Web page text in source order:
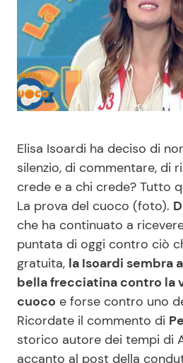
News Spettacolo
Benessere
Casa
Moda e Style
Mondo Mamma
News benessere
Salute
Viaggi e Turismo
Festività
Elisa Isoardi ha deciso di
silenzio, di commentare, di
crede e a chi crede? Tutto
La prova del cuoco (foto).
che ha continuato a
puntata di oggi contro ciò
gratuita, la Isoardi sembra
bella frecciatina contro la
cuoco e forse contro uno
Ricordate il commento di
storico autore dei tempi di
accanto al post della